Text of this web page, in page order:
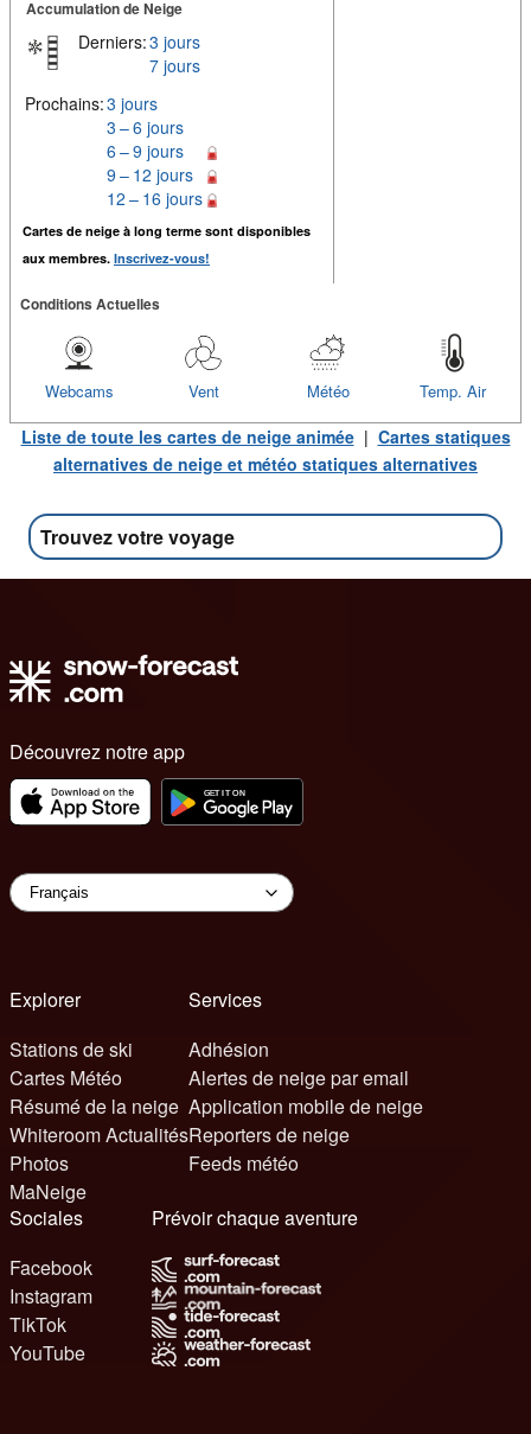
Accumulation de Neige
Derniers:3 jours
7 jours
Prochains:3 jours
3 – 6 jours
6 – 9 jours
9 – 12 jours
12 – 16 jours
Cartes de neige à long terme sont disponibles
aux membres. Inscrivez-vous!
Conditions Actuelles
Temp. Air
Météo
Vent
Webcams
Liste de toute les cartes de neige animée| Cartes statiques
alternatives de neige et météo statiques alternatives
Trouvez votre voyage
Découvrez notre app
Explorer
Stations de ski
Cartes Météo
Résumé de la neige
Whiteroom Actualités
Photos
MaNeige
Services
Adhésion
Alertes de neige par email
Application mobile de neige
Reporters de neige
Feeds météo
Sociales
Facebook
Instagram
TikTok
YouTube
Prévoir chaque aventure